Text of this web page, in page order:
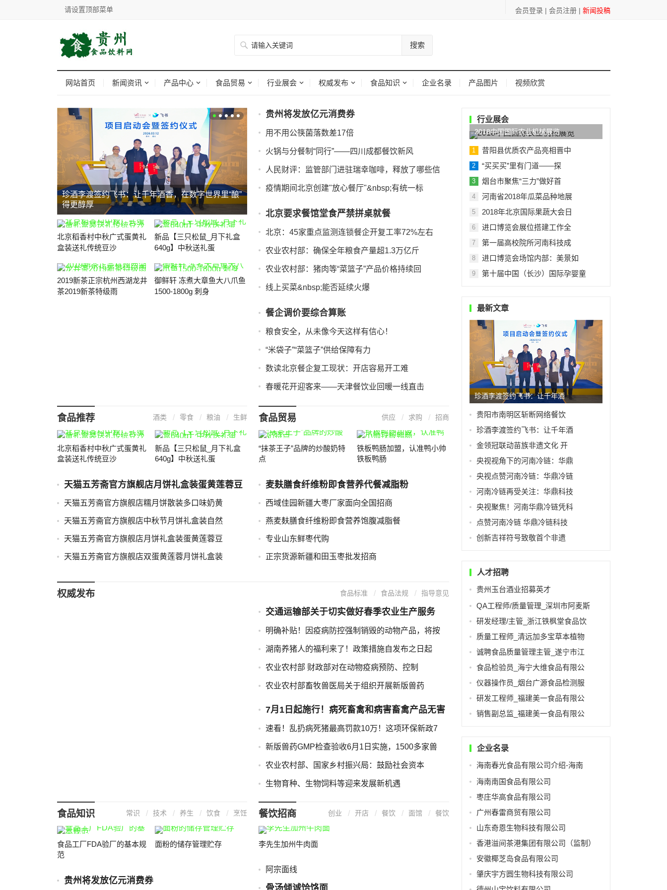
请设置顶部菜单 会员登录 | 会员注册| 新闻投稿
搜索
网站首页 新闻资讯 产品中心 食品贸易 行业展会 权威发布 食品知识 企业名录 产品图片 视频欣赏
珍酒李渡签约飞书：让千年酒香，在数字世界里“酿”
得更醇厚
北京稻香村中秋广式蛋黄礼
盒装送礼传统豆沙
新品【三只松鼠_月下礼盒
640g】中秋送礼蛋
2019新茶正宗杭州西湖龙井
茶2019新茶特级雨
御鲜轩 冻煮大章鱼大八爪鱼
1500-1800g 刺身
贵州将发放亿元消费券
用不用公筷菌落数差17倍
火锅与分餐制“同行”――四川成都餐饮新风
人民财评：监管部门进驻瑞幸咖啡，释放了哪些信
疫情期间北京创建"放心餐厅"&nbsp;有统一标
北京要求餐馆堂食严禁拼桌就餐
北京：45家重点监测连锁餐企开复工率72%左右
农业农村部：确保全年粮食产量超1.3万亿斤
农业农村部：猪肉等“菜篮子”产品价格持续回
线上买菜&nbsp;能否延续火爆
餐企调价要综合算账
粮食安全，从未像今天这样有信心！
“米袋子”“菜篮子”供给保障有力
数读北京餐企复工现状：开店容易开工难
春暖花开迎客来――天津餐饮业回暖一线直击
食品推荐 酒类 零食 粮油 生鲜
北京稻香村中秋广式蛋黄礼
盒装送礼传统豆沙
新品【三只松鼠_月下礼盒
640g】中秋送礼蛋
天猫五芳斋官方旗舰店月饼礼盒装蛋黄莲蓉豆
天猫五芳斋官方旗舰店糯月饼散装多口味奶黄
天猫五芳斋官方旗舰店中秋节月饼礼盒装自然
天猫五芳斋官方旗舰店月饼礼盒装蛋黄莲蓉豆
天猫五芳斋官方旗舰店双蛋黄莲蓉月饼礼盒装
食品贸易 供应 求购 招商
“抹茶王子”品牌的炒酸奶特
点
铁板鸭肠加盟，认准鸭小帅
铁板鸭肠
麦麸膳食纤维粉即食营养代餐减脂粉
西域佳园新疆大枣厂家面向全国招商
燕麦麸膳食纤维粉即食营养饱腹减脂餐
专业山东鲜枣代购
正宗货源新疆和田玉枣批发招商
权威发布 食品标准 食品法规 指导意见
交通运输部关于切实做好春季农业生产服务
明确补贴！因疫病防控强制销毁的动物产品，将按
湖南养猪人的福利来了！政策措施自发布之日起
农业农村部 财政部对在动物疫病预防、控制
农业农村部畜牧兽医局关于组织开展新版兽药
7月1日起施行！病死畜禽和病害畜禽产品无害
化
速看！乱扔病死猪最高罚款10万！这项环保新政7
新版兽药GMP检查验收6月1日实施，1500多家兽
农业农村部、国家乡村振兴局：鼓励社会资本
生物育种、生物饲料等迎来发展新机遇
食品知识 常识 技术 养生 饮食 烹饪
食品工厂FDA验厂的基本规
范
面粉的储存管理贮存
贵州将发放亿元消费券
餐饮招商 创业 开店 餐饮 面馆 餐饮
李先生加州牛肉面
阿宗面线
骨汤倾诚饸饹面
行业展会
2018中国国际农业机械展览
1 昔阳县优质农产品亮相晋中
2 “买买买”里有门道——探
3 烟台市聚焦“三力”做好首
4 河南省2018年瓜菜品种地展
5 2018年北京国际果蔬大会日
6 进口博览会展位搭建工作全
7 第一届高校院所河南科技成
8 进口博览会场馆内部：美景如
9 第十届中国（长沙）国际孕婴童
最新文章
珍酒李渡签约飞书：让千年酒
贵阳市南明区斩断网络餐饮
珍酒李渡签约飞书：让千年酒
金领冠联动苗族非遗文化 开
央视视角下的河南冷链：华鼎
央视点赞河南冷链：华鼎冷链
河南冷链再受关注：华鼎科技
央视聚焦！河南华鼎冷链凭科
点赞河南冷链 华鼎冷链科技
创新吉祥符号致敬首个非遗
人才招聘
贵州玉台酒业招募英才
QA工程师/质量管理_深圳市阿麦斯
研发经理/主管_浙江铁枫堂食品饮
质量工程师_清远加多宝草本植物
诚聘食品质量管理主管_遂宁市江
食品检验员_海宁大维食品有限公
仪器操作员_烟台广源食品检测服
研发工程师_福建美一食品有限公
销售副总监_福建美一食品有限公
企业名录
海南春光食品有限公司介绍-海南
海南南国食品有限公司
枣庄华高食品有限公司
广州春雷商贸有限公司
山东奇恩生物科技有限公司
香港溢间茶港集团有限公司（监制）
安徽椰芝岛食品有限公司
肇庆宇方圆生物科技有限公司